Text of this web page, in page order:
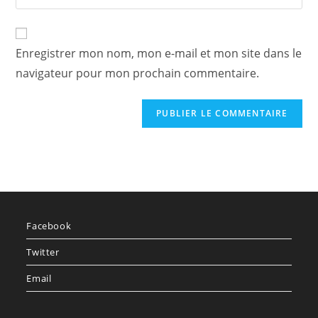
comment
l’URL
votre
site
(facultatif)
Enregistrer mon nom, mon e-mail et mon site dans le
navigateur pour mon prochain commentaire.
Facebook
Twitter
Email